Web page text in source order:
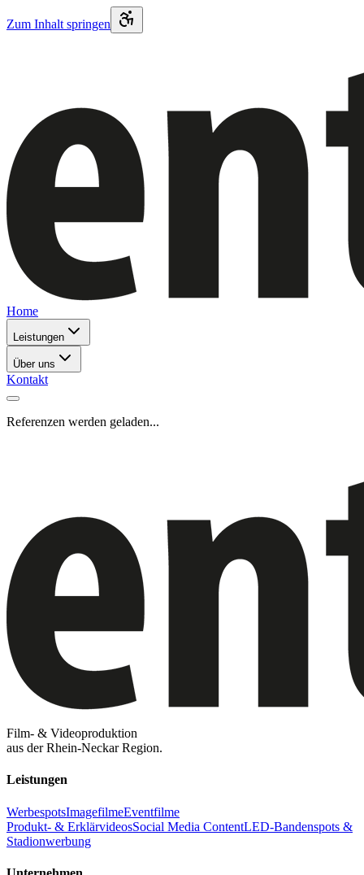
Zum Inhalt springen
Home
Leistungen
Über uns
Kontakt
Referenzen werden geladen...
Film- & Videoproduktion
aus der Rhein-Neckar Region.
Leistungen
WerbespotsImagefilmeEventfilme
Produkt- & ErklärvideosSocial Media ContentLED-Bandenspots &
Stadionwerbung